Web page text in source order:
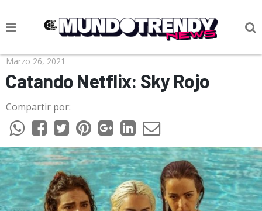
NOTICIAS
CULTURA POP
CIENCIA Y TECNOLOGÍA
VIDA
SOCIEDAD
CULTURIZANDO.COM
Marzo 26, 2021
Catando Netflix: Sky Rojo
Compartir por: